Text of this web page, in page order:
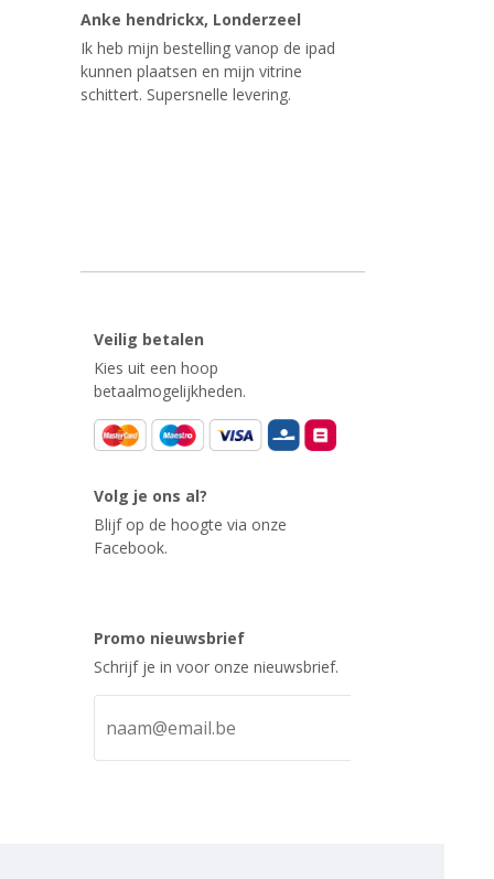
Anke hendrickx, Londerzeel
Ik heb mijn bestelling vanop de ipad
kunnen plaatsen en mijn vitrine
schittert. Supersnelle levering.
Veilig betalen
Kies uit een hoop
betaalmogelijkheden.
Volg je ons al?
Blijf op de hoogte via onze
Facebook.
Promo nieuwsbrief
Schrijf je in voor onze nieuwsbrief.